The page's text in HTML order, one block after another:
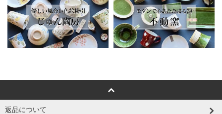
返品について